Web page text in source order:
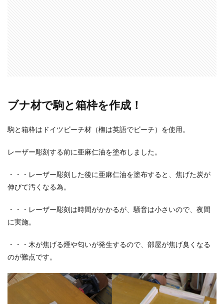
ブナ材で駒と箱枠を作成！
駒と箱枠はドイツビーチ材（橅は英語でビーチ）を使用。
レーザー彫刻する前に亜麻仁油を塗布しました。
・・・レーザー彫刻した後に亜麻仁油を塗布すると、焦げた炭が
伸びて汚くなる為。
・・・レーザー彫刻は時間がかかるが、騒音は小さいので、夜間
に実施。
・・・木が焦げる煙や匂いが発生するので、部屋が焦げ臭くなる
のが難点です。